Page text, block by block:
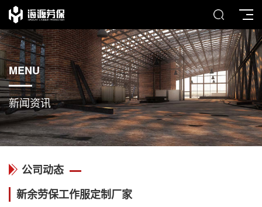
MENU
新闻资讯
公司动态
新余劳保工作服定制厂家